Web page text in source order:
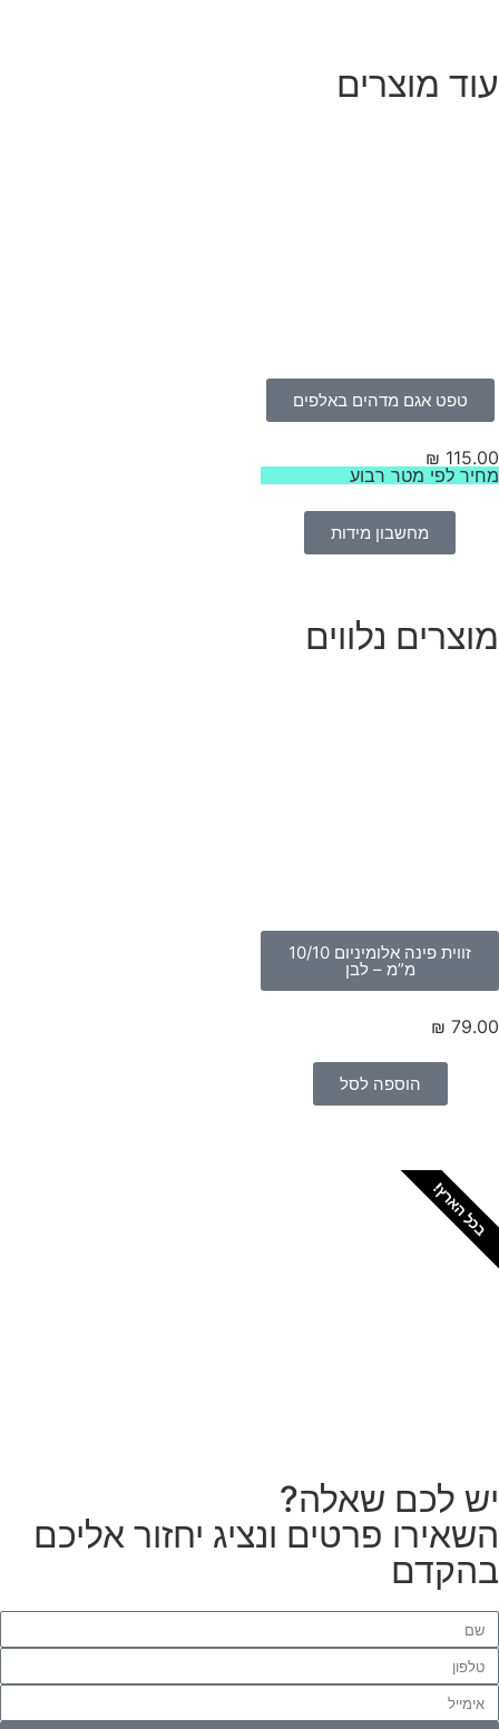
מוצרים
טפט אגם מדהים באלפים
₪
לפי מטר רבוע
מחשבון מידות
נלווים
זווית פינה אלומיניום 10/10
מ”מ – לבן
₪
הוספה לסל
הארץ!
לכם שאלה?
פרטים ונציג יחזור אליכם